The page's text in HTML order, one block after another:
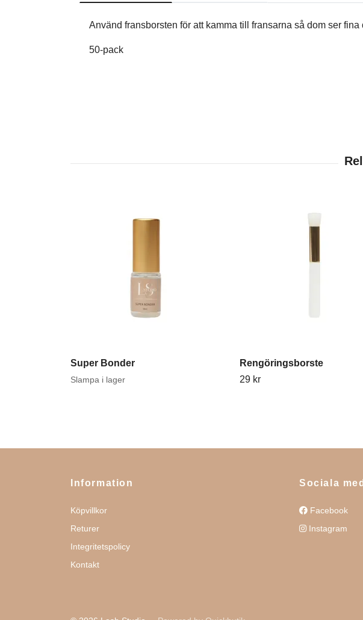
Använd fransborsten för att kamma till fransarna så dom ser fina
50-pack
Super Bonder
Slampa i lager
Rengöringsborste
29 kr
Information
Köpvillkor
Returer
Integritetspolicy
Kontakt
Sociala
Facebook
Instagram